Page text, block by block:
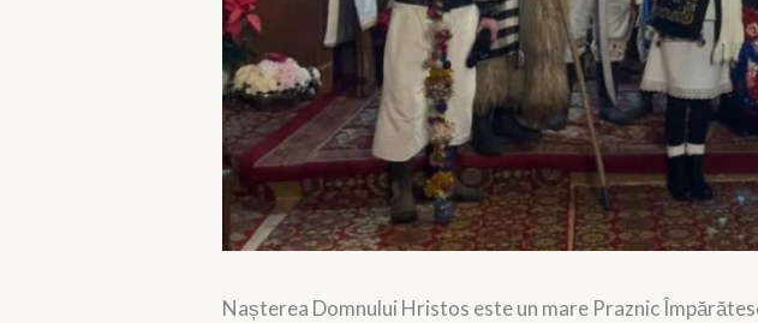
Nașterea Domnului Hristos este un mare Praznic